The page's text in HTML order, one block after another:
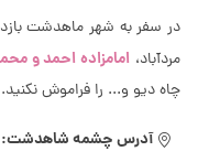
در سفر به شهر ماهدشت
مردآباد، امامزاده احمد و
چاه دیو و... را فراموش نکنید.
آدرس چشمه شاهدشت: